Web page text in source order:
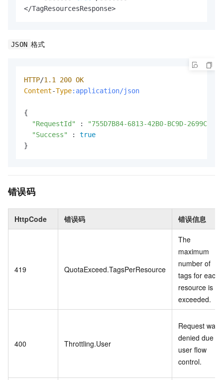
</TagResourcesResponse>
JSON 格式
HTTP/1.1 200 OK
Content-Type:application/json
{
"RequestId"
:
"755D7B84-6813-42B0-BC9D-
"Success"
: true
}
错误码
HttpCode 错误码 错误信息
419 QuotaExceed.TagsPerResource
The
maximum
number of
tags for each
resource is
exceeded.
400 Throttling.User
Request was
denied due to
user flow
control.